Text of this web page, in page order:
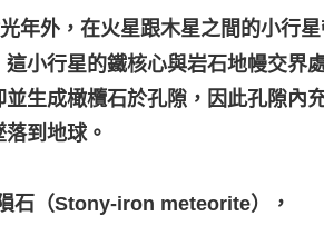
年外，在火星跟木星之間的小行
小行星的鐵核心與岩石地幔交界
生成橄欖石於孔隙，因此孔隙內
到地球。
石（Stony-iron meteorite），